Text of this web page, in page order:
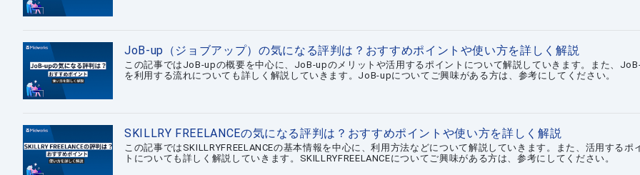
JoB-up（ジョブアップ）の気になる評判は？おすすめポイントや使い方を詳しく解説
この記事ではJoB-upの概要を中心に、JoB-upのメリットや活用するポイントについて解説していきます。また、
を利用する流れについても詳しく解説していきます。JoB-upについてご興味がある方は、参考にしてください。
SKILLRY FREELANCEの気になる評判は？おすすめポイントや使い方を詳しく解説
この記事ではSKILLRYFREELANCEの基本情報を中心に、利用方法などについて解説していきます。また、活用するポ
トについても詳しく解説していきます。SKILLRYFREELANCEについてご興味がある方は、参考にしてください。